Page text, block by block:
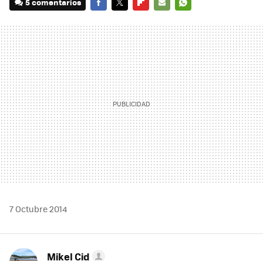
MAIL
7 Octubre 2014
Mikel Cid